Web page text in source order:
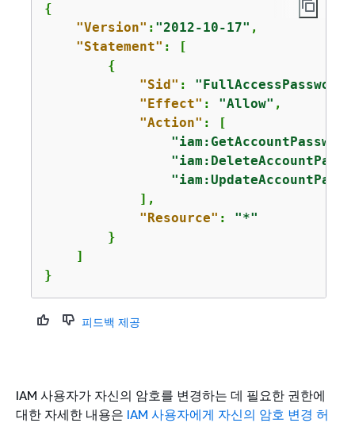
{
"Version" : "2012-10-17" ,
"Statement" : [
{
"Sid" :
"Effect" : "Allow" ,
"Action" : [
            ],
"Resource" : "*"
        }
    ]
}
피드백 제공
IAM 사용자가 자신의 암호를 변경하는 데 필요한 권한에
대한 자세한 내용은 IAM 사용자에게 자신의 암호 변경 허